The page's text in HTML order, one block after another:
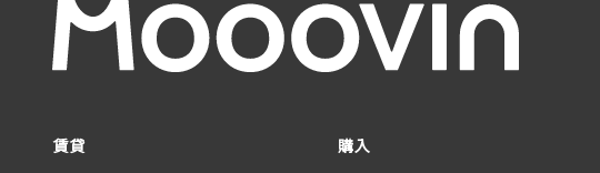
賃貸 購入